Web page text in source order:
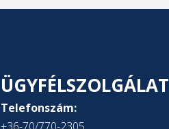
ÜGYFÉLSZOLGÁLAT
Telefonszám:
+36-70/770-2305